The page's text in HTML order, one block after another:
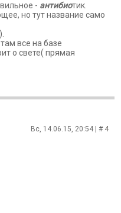
- антибиотик.
но тут название само
все на базе
о свете( прямая
Вс, 14.06.15, 20:54 | # 4